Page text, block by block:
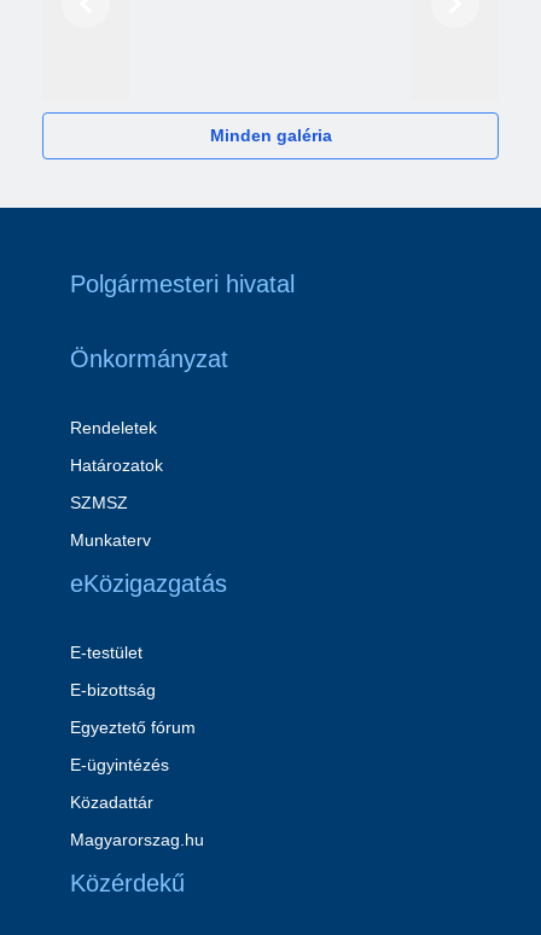
Minden galéria
Polgármesteri hivatal
Önkormányzat
Rendeletek
Határozatok
SZMSZ
Munkaterv
eKözigazgatás
E-testület
E-bizottság
Egyeztető fórum
E-ügyintézés
Közadattár
Magyarorszag.hu
Közérdekű